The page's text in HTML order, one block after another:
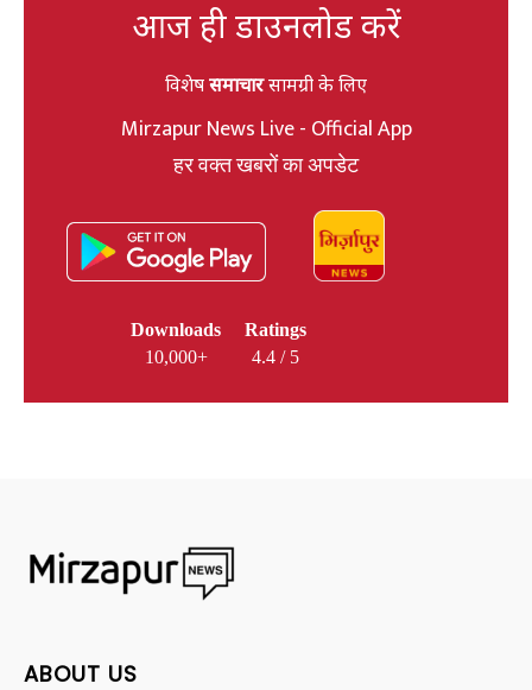
आज ही डाउनलोड करें
विशेषसमाचारसामग्री के लिए
Mirzapur News Live - Official App
हर वक्त खबरों का अपडेट
Downloads
10,000+
Ratings
4.4 / 5
ABOUT US